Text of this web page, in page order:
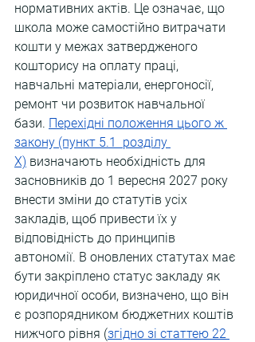
нормативних актів. Це означає, що
школа може самостійно витрачати
кошти у межах затвердженого
кошторису на оплату праці,
навчальні матеріали, енергоносії,
ремонт чи розвиток навчальної
бази. Перехідні положення цього ж
закону (пункт 5.1  розділу
X) визначають необхідність для
засновників до 1 вересня 2027 року
внести зміни до статутів усіх
закладів, щоб привести їх у
відповідність до принципів
автономії. В оновлених статутах має
бути закріплено статус закладу як
юридичної особи, визначено, що він
є розпорядником бюджетних коштів
нижчого рівня (згідно зі статтею 22